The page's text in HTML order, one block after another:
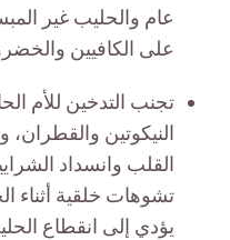
عام والحليب غير
على الكافيين
تجنب التدخين للأم
النيكوتين
القلب وانسداد
تشوهات خلقية أثناء
يؤدي إلى انقطاع